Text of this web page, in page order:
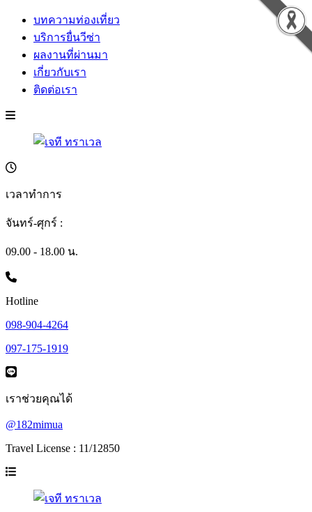
บทความท่องเที่ยว
บริการยื่นวีซ่า
ผลงานที่ผ่านมา
เกี่ยวกับเรา
ติดต่อเรา
เวลาทำการ
จันทร์-ศุกร์ :
09.00 - 18.00 น.
Hotline
098-904-4264
097-175-1919
เราช่วยคุณได้
@182mimua
Travel License : 11/12850